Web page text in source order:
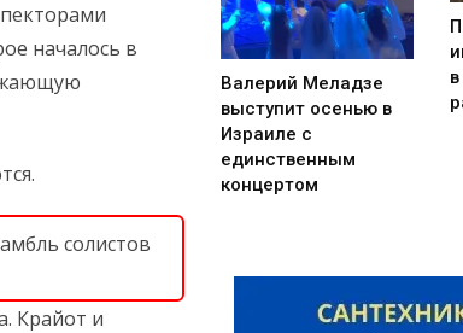
началось в
солистов
Крайот и
Валерий Меладзе
выступит осенью в
Израиле с
единственным
концертом